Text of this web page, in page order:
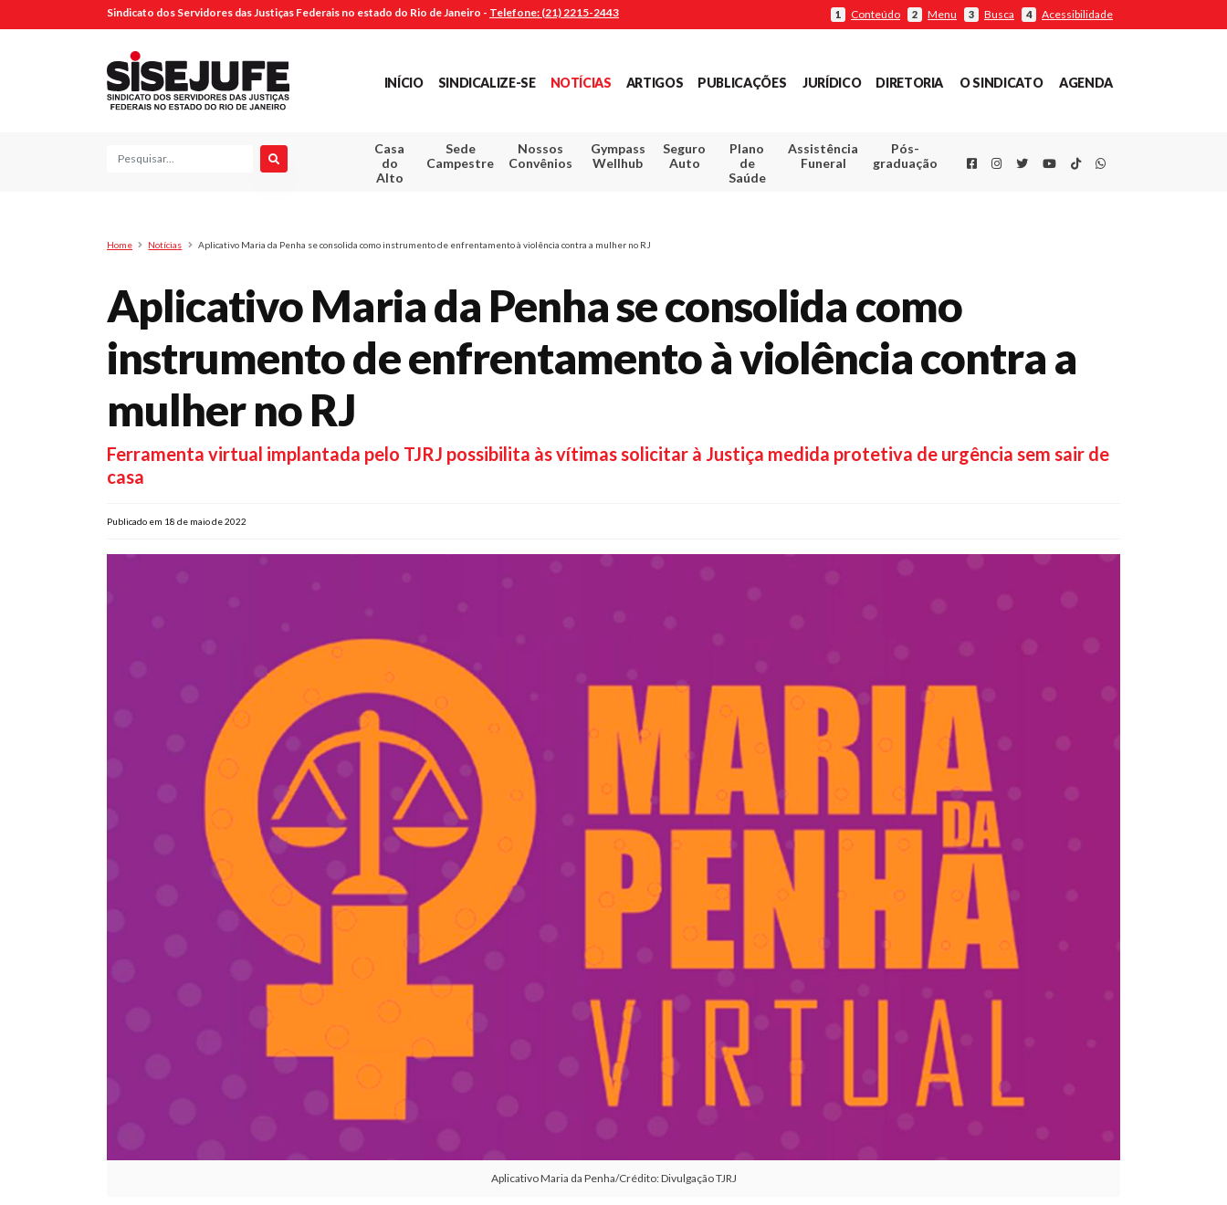
Sindicato dos Servidores das Justiças Federais no estado do Rio de Janeiro - Telefone: (21) 2215-2443 1 Conteúdo 2 Menu 3 Busca 4 Acessibilidade
INÍCIO SINDICALIZE-SE NOTÍCIAS ARTIGOS PUBLICAÇÕES JURÍDICO DIRETORIA O SINDICATO AGENDA
Pesquisa
Casa
do
Alto
Sede
Campestre
Nossos
Convênios
Gympass
Wellhub
Seguro
Auto
Plano
de
Saúde
Assistência
Funeral
Pós-
graduação
FacebookInstagram
TwitterYoutube
TikTokWhatsapp
Home Notícias Aplicativo Maria da Penha se consolida como instrumento de enfrentamento à violência contra a mulher no RJ
Aplicativo Maria da Penha se consolida como
instrumento de enfrentamento à violência contra a
mulher no RJ
Ferramenta virtual implantada pelo TJRJ possibilita às vítimas solicitar à Justiça medida protetiva de urgência sem sair de
casa
Publicado em 18 de maio de 2022
Aplicativo Maria da Penha/Crédito: Divulgação TJRJ